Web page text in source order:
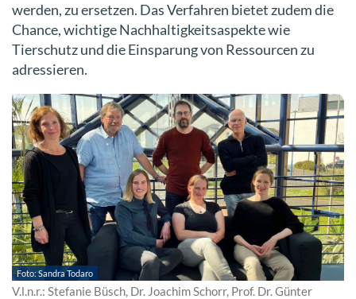
werden, zu ersetzen. Das Verfahren bietet zudem die
Chance, wichtige Nachhaltigkeitsaspekte wie
Tierschutz und die Einsparung von Ressourcen zu
adressieren.
Foto: Sandra Todaro
V.l.n.r.: Stefanie Büsch, Dr. Joachim Schorr, Prof. Dr. Günter